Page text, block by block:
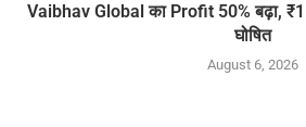
Vaibhav Global का Profit 50% बढ़ा,
घोषित
August 6, 2026